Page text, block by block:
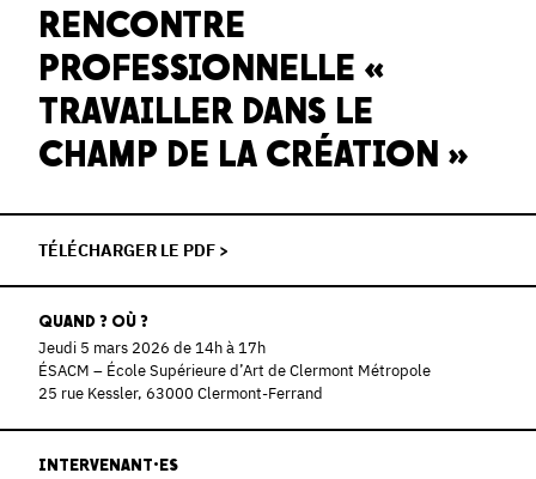
RENCONTRE
PROFESSIONNELLE «
TRAVAILLER DANS LE
CHAMP DE LA CRÉATION »
TÉLÉCHARGER LE PDF >
QUAND ? OÙ ?
Jeudi 5 mars 2026 de 14h à 17h
ÉSACM – École Supérieure d’Art de Clermont Métropole
25 rue Kessler, 63000 Clermont-Ferrand
INTERVENANT·ES